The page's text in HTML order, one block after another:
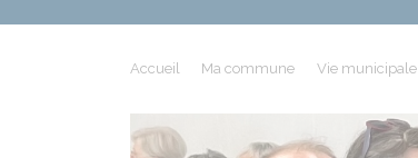
Accueil Ma commune Vie municipale